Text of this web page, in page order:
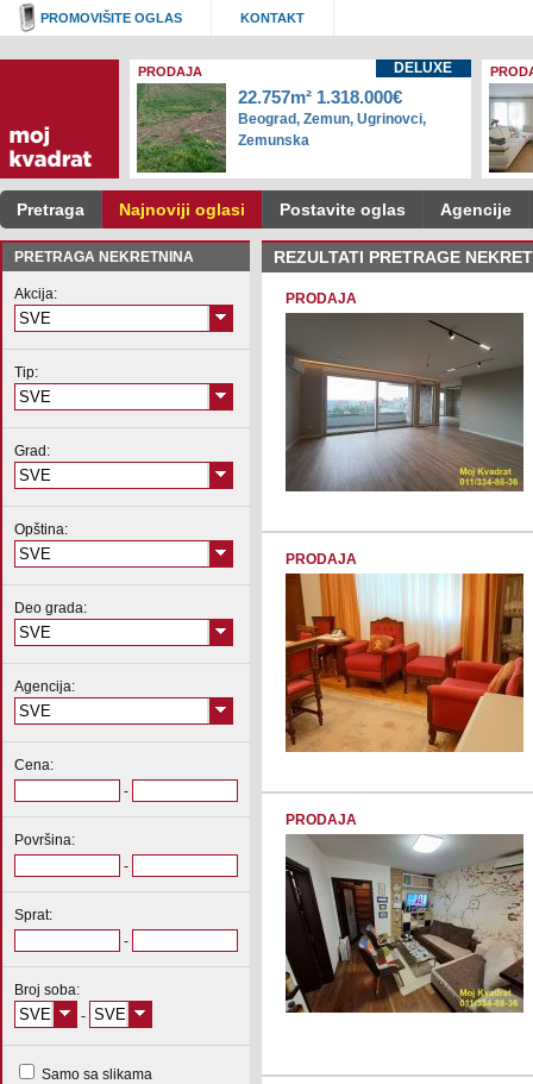
PROMOVIŠITE OGLAS KONTAKT
DELUXE
PRODAJA
22.757m² 1.318.000€
Beograd, Zemun, Ugrinovci,
Zemunska
Pretraga Najnoviji oglasi Postavite oglas Agencije
PRETRAGA NEKRETNINA
Akcija:
SVE
Tip:
SVE
Grad:
SVE
Opština:
SVE
Deo grada:
SVE
Agencija:
SVE
Cena:
-
Površina:
-
Sprat:
-
Broj soba:
SVE - SVE
Samo sa slikama
REZULTATI PRETRAGE
PRODAJA
PRODAJA
PRODAJA